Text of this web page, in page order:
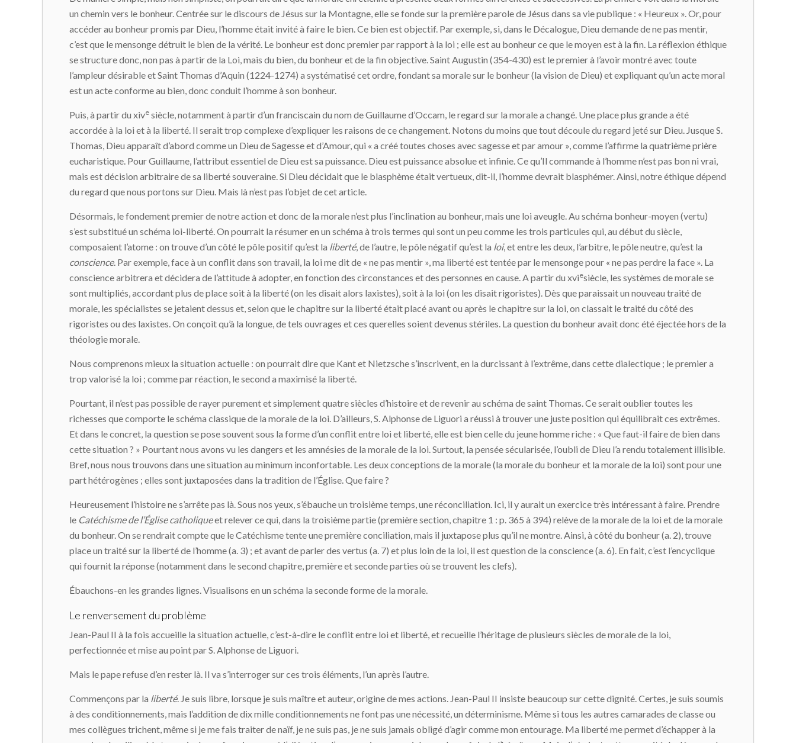
un chemin vers le bonheur. Centrée sur le discours de Jésus sur la Montagne, elle se fonde sur la première parole de Jésus dans sa vie publique : « Heureux ». Or, pour
accéder au bonheur promis par Dieu, l’homme était invité à faire le bien. Ce bien est objectif. Par exemple, si, dans le Décalogue, Dieu demande de ne pas mentir,
c’est que le mensonge détruit le bien de la vérité. Le bonheur est donc premier par rapport à la loi ; elle est au bonheur ce que le moyen est à la fin. La réflexion éthique
se structure donc, non pas à partir de la Loi, mais du bien, du bonheur et de la fin objective. Saint Augustin (354-430) est le premier à l’avoir montré avec toute
l’ampleur désirable et Saint Thomas d’Aquin (1224-1274) a systématisé cet ordre, fondant sa morale sur le bonheur (la vision de Dieu) et expliquant qu’un acte moral
est un acte conforme au bien, donc conduit l’homme à son bonheur.
Puis, à partir du xive siècle, notamment à partir d’un franciscain du nom de Guillaume d’Occam, le regard sur la morale a changé. Une place plus grande a été
accordée à la loi et à la liberté. Il serait trop complexe d’expliquer les raisons de ce changement. Notons du moins que tout découle du regard jeté sur Dieu. Jusque S.
Thomas, Dieu apparaît d’abord comme un Dieu de Sagesse et d’Amour, qui « a créé toutes choses avec sagesse et par amour », comme l’affirme la quatrième prière
eucharistique. Pour Guillaume, l’attribut essentiel de Dieu est sa puissance. Dieu est puissance absolue et infinie. Ce qu’Il commande à l’homme n’est pas bon ni vrai,
mais est décision arbitraire de sa liberté souveraine. Si Dieu décidait que le blasphème était vertueux, dit-il, l’homme devrait blasphémer. Ainsi, notre éthique dépend
du regard que nous portons sur Dieu. Mais là n’est pas l’objet de cet article.
Désormais, le fondement premier de notre action et donc de la morale n’est plus l’inclination au bonheur, mais une loi aveugle. Au schéma bonheur-moyen (vertu)
s’est substitué un schéma loi-liberté. On pourrait la résumer en un schéma à trois termes qui sont un peu comme les trois particules qui, au début du siècle,
composaient l’atome : on trouve d’un côté le pôle positif qu’est la liberté, de l’autre, le pôle négatif qu’est la loi, et entre les deux, l’arbitre, le pôle neutre, qu’est la
conscience. Par exemple, face à un conflit dans son travail, la loi me dit de « ne pas mentir », ma liberté est tentée par le mensonge pour « ne pas perdre la face ». La
conscience arbitrera et décidera de l’attitude à adopter, en fonction des circonstances et des personnes en cause. A partir du xviesiècle, les systèmes de morale se
sont multipliés, accordant plus de place soit à la liberté (on les disait alors laxistes), soit à la loi (on les disait rigoristes). Dès que paraissait un nouveau traité de
morale, les spécialistes se jetaient dessus et, selon que le chapitre sur la liberté était placé avant ou après le chapitre sur la loi, on classait le traité du côté des
rigoristes ou des laxistes. On conçoit qu’à la longue, de tels ouvrages et ces querelles soient devenus stériles. La question du bonheur avait donc été éjectée hors de la
théologie morale.
Nous comprenons mieux la situation actuelle : on pourrait dire que Kant et Nietzsche s’inscrivent, en la durcissant à l’extrême, dans cette dialectique ; le premier a
trop valorisé la loi ; comme par réaction, le second a maximisé la liberté.
Pourtant, il n’est pas possible de rayer purement et simplement quatre siècles d’histoire et de revenir au schéma de saint Thomas. Ce serait oublier toutes les
richesses que comporte le schéma classique de la morale de la loi. D’ailleurs, S. Alphonse de Liguori a réussi à trouver une juste position qui équilibrait ces extrêmes.
Et dans le concret, la question se pose souvent sous la forme d’un conflit entre loi et liberté, elle est bien celle du jeune homme riche : « Que faut-il faire de bien dans
cette situation ? » Pourtant nous avons vu les dangers et les amnésies de la morale de la loi. Surtout, la pensée sécularisée, l’oubli de Dieu l’a rendu totalement illisible.
Bref, nous nous trouvons dans une situation au minimum inconfortable. Les deux conceptions de la morale (la morale du bonheur et la morale de la loi) sont pour une
part hétérogènes ; elles sont juxtaposées dans la tradition de l’Église. Que faire ?
Heureusement l’histoire ne s’arrête pas là. Sous nos yeux, s’ébauche un troisième temps, une réconciliation. Ici, il y aurait un exercice très intéressant à faire. Prendre
le Catéchisme de l’Église catholiqueet relever ce qui, dans la troisième partie (première section, chapitre 1 : p. 365 à 394) relève de la morale de la loi et de la morale
du bonheur. On se rendrait compte que le Catéchisme tente une première conciliation, mais il juxtapose plus qu’il ne montre. Ainsi, à côté du bonheur (a. 2), trouve
place un traité sur la liberté de l’homme (a. 3) ; et avant de parler des vertus (a. 7) et plus loin de la loi, il est question de la conscience (a. 6). En fait, c’est l’encyclique
qui fournit la réponse (notamment dans le second chapitre, première et seconde parties où se trouvent les clefs).
Ébauchons-en les grandes lignes. Visualisons en un schéma la seconde forme de la morale.
Le renversement du problème
Jean-Paul II à la fois accueille la situation actuelle, c’est-à-dire le conflit entre loi et liberté, et recueille l’héritage de plusieurs siècles de morale de la loi,
perfectionnée et mise au point par S. Alphonse de Liguori.
Mais le pape refuse d’en rester là. Il va s’interroger sur ces trois éléments, l’un après l’autre.
Commençons par la liberté. Je suis libre, lorsque je suis maître et auteur, origine de mes actions. Jean-Paul II insiste beaucoup sur cette dignité. Certes, je suis soumis
à des conditionnements, mais l’addition de dix mille conditionnements ne font pas une nécessité, un déterminisme. Même si tous les autres camarades de classe ou
mes collègues trichent, même si je me fais traiter de naïf, je ne suis pas, je ne suis jamais obligé d’agir comme mon entourage. Ma liberté me permet d’échapper à la